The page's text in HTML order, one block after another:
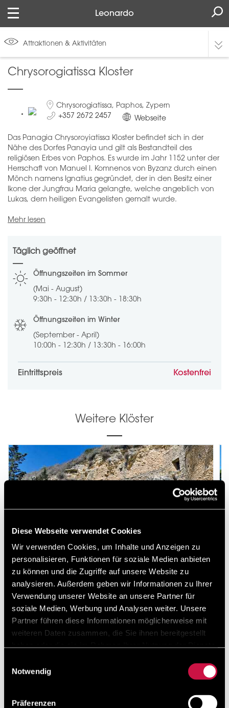
Diese Webseite verwendet Cookies
Wir verwenden Cookies, um Inhalte und Anzeigen zu
personalisieren, Funktionen für soziale Medien anbieten
zu können und die Zugriffe auf unsere Website zu
analysieren. Außerdem geben wir Informationen zu Ihrer
Verwendung unserer Website an unsere Partner für
soziale Medien, Werbung und Analysen weiter. Unsere
Partner führen diese Informationen möglicherweise mit
weiteren Daten zusammen, die Sie ihnen bereitgestellt
Notwendig
Präferenzen
Leonardo
Attraktionen & Aktivitäten
Chrysorogiatissa Kloster
Chrysorogiatissa, Paphos, Zypern
+357 2672 2457
Webseite
Das Panagia Chrysoroyiatissa Kloster befindet sich in der
Nähe des Dorfes Panayia und gilt als Bestandteil des
religiösen Erbes von Paphos. Es wurde im Jahr 1152 unter der
Herrschaft von Manuel I. Komnenos von Byzanz durch einen
Mönch namens Ignatius gegründet, der in den Besitz einer
Ikone der Jungfrau Maria gelangte, welche angeblich von
Lukas, dem heiligen Evangelisten gemalt wurde.
Mehr lesen
Täglich geöffnet
Öffnungszeiten im Sommer
(Mai - August)
9:30h - 12:30h / 13:30h - 18:30h
Öffnungszeiten im Winter
(September - April)
10:00h - 12:30h / 13:30h - 16:00h
Eintrittspreis Kostenfrei
Weitere Klöster
Ayios Neophytos Kloster
Das Kloster Agios Neophytos, das dem Heiligen
wichtigste Kloster in Paphos. 1159 fand Neophytos
selbst Zuflucht in einer kleinen natürlichen Höhle, die